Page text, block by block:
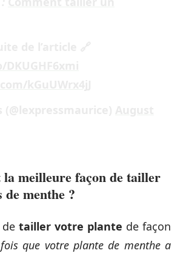
la meilleure façon de tailler
de menthe ?
tailler votre plante de façon
que votre plante de menthe a